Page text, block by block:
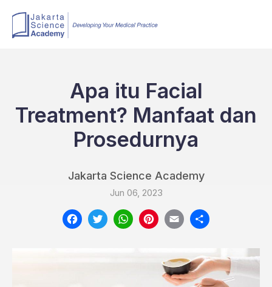
Apa itu Facial
Treatment? Manfaat dan
Prosedurnya
Jakarta Science Academy
Jun 06, 2023
Facebook
Twitter
WhatsApp
Pinterest
Email